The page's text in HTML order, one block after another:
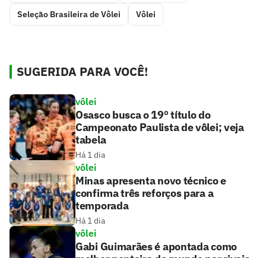
Seleção Brasileira de Vôlei Vôlei
SUGERIDA PARA VOCÊ!
vôlei
Osasco busca o 19º título do
Campeonato Paulista de vôlei; veja
tabela
Há 1 dia
vôlei
Minas apresenta novo técnico e
confirma três reforços para a
temporada
Há 1 dia
vôlei
Gabi Guimarães é apontada como